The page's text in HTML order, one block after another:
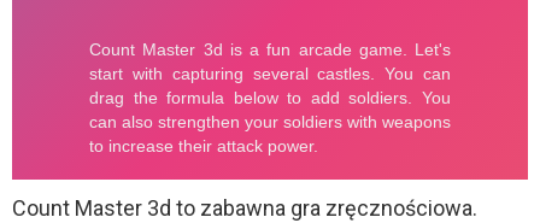
Count Master 3d to zabawna gra zręcznościowa.